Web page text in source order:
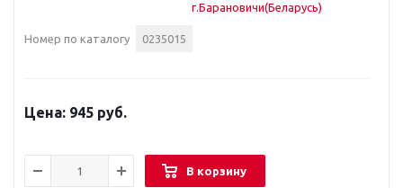
г.Барановичи(Беларусь)
Номер по каталогу 0235015
945 руб.
В корзину